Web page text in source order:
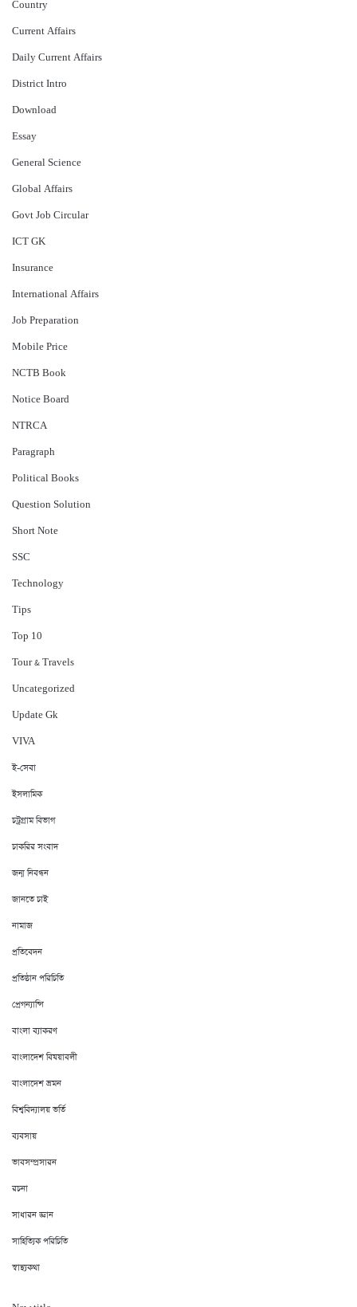
Country
Current Affairs
Daily Current Affairs
District Intro
Download
Essay
General Science
Global Affairs
Govt Job Circular
ICT GK
Insurance
International Affairs
Job Preparation
Mobile Price
NCTB Book
Notice Board
NTRCA
Paragraph
Political Books
Question Solution
Short Note
‍SSC
Technology
Tips
Top 10
Tour & Travels
Uncategorized
Update Gk
VIVA
ই-সেবা
ইসলামিক
চট্রগ্রাম বিভাগ
চাকরির সংবাদ
জন্ম নিবন্ধন
জানতে চাই
নামাজ
প্রতিবেদন
প্রতিষ্ঠান পরিচিতি
প্রেগন্যান্সি
বাংলা ব্যাকরণ
বাংলাদেশ বিষয়াবলী
বাংলাদেশ ভ্রমন
বিশ্ববিদ্যালয় ভর্তি
ব্যবসায়
ভাবসম্প্রসারন
রচনা
সাধারন জ্ঞান
সাহিত্যিক পরিচিতি
স্বাস্থ্যকথা